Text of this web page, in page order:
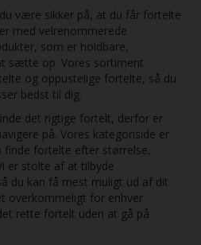
være sikker på, at du får fortelte
med velrenommerede
som er holdbare,
sætte op. Vores sortiment
og oppustelige fortelte, så du
bedst til dig.
det rigtige fortelt, derfor er
på. Vores kategoriside er
finde fortelte efter størrelse,
er stolte af at tilbyde
du kan få mest muligt ud af dit
overkommeligt for enhver
rette fortelt uden at gå på